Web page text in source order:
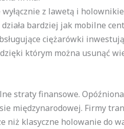
z lawetą i
działa bardziej jak mobilne
ciężarówki
którym można usunąć
straty finansowe.
międzynarodowej. Firmy
niż klasyczne holowanie do